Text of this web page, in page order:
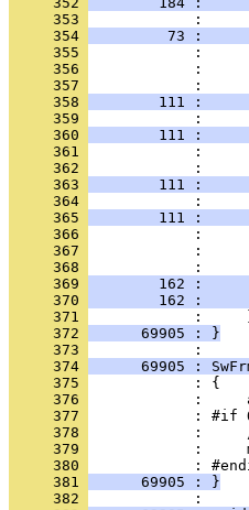
     353
     354
73 :
     355
     356
     357
     358
111 :
     359
     360
111 :
     361
     362
     363
111 :
     364
     365
111 :
     366
     367
     368
     369
162 :
     370
162 :
     371
     372
      69905 : }
     373
     374
69905 :
     375
     376
     377
     378
     379
     380
     381
      69905 : }
     382